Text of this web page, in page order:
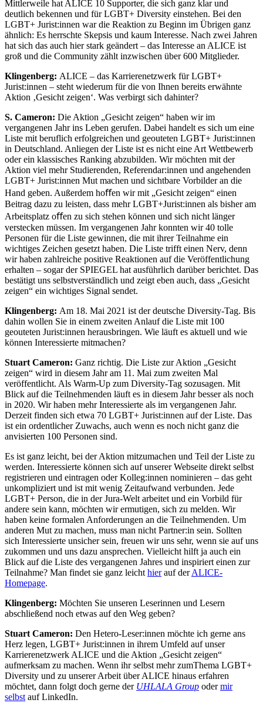
Mittlerweile hat ALICE 10 Supporter, die sich ganz klar und
deutlich bekennen und für LGBT+ Diversity einstehen. Bei den
LGBT+ Jurist:innen war die Reaktion zu Beginn im Übrigen ganz
ähnlich: Es herrschte Skepsis und kaum Interesse. Nach zwei Jahren
hat sich das auch hier stark geändert – das Interesse an ALICE ist
groß und die Community zählt inzwischen über 600 Mitglieder.
Klingenberg: ALICE – das Karrierenetzwerk für LGBT+
Jurist:innen – steht wiederum für die von Ihnen bereits erwähnte
Aktion ‚Gesicht zeigen‘. Was verbirgt sich dahinter?
S. Cameron: Die Aktion „Gesicht zeigen“ haben wir im
vergangenen Jahr ins Leben gerufen. Dabei handelt es sich um eine
Liste mit beruflich erfolgreichen und geouteten LGBT+ Jurist:innen
in Deutschland. Anliegen der Liste ist es nicht eine Art Wettbewerb
oder ein klassisches Ranking abzubilden. Wir möchten mit der
Aktion viel mehr Studierenden, Referendar:innen und angehenden
LGBT+ Jurist:innen Mut machen und sichtbare Vorbilder an die
Hand geben. Außerdem hoﬀen wir mit „Gesicht zeigen“ einen
Beitrag dazu zu leisten, dass mehr LGBT+Jurist:innen als bisher am
Arbeitsplatz oﬀen zu sich stehen können und sich nicht länger
verstecken müssen. Im vergangenen Jahr konnten wir 40 tolle
Personen für die Liste gewinnen, die mit ihrer Teilnahme ein
wichtiges Zeichen gesetzt haben. Die Liste trifft einen Nerv, denn
wir haben zahlreiche positive Reaktionen auf die Veröffentlichung
erhalten – sogar der SPIEGEL hat ausführlich darüber berichtet. Das
bestätigt uns selbstverständlich und zeigt eben auch, dass „Gesicht
zeigen“ ein wichtiges Signal sendet.
Klingenberg: Am 18. Mai 2021 ist der deutsche Diversity-Tag. Bis
dahin wollen Sie in einem zweiten Anlauf die Liste mit 100
geouteten Jurist:innen herausbringen. Wie läuft es aktuell und wie
können Interessierte mitmachen?
Stuart Cameron: Ganz richtig. Die Liste zur Aktion „Gesicht
zeigen“ wird in diesem Jahr am 11. Mai zum zweiten Mal
veröffentlicht. Als Warm-Up zum Diversity-Tag sozusagen. Mit
Blick auf die Teilnehmenden läuft es in diesem Jahr besser als noch
in 2020. Wir haben mehr Interessierte als im vergangenen Jahr.
Derzeit finden sich etwa 70 LGBT+ Jurist:innen auf der Liste. Das
ist ein ordentlicher Zuwachs, auch wenn es noch nicht ganz die
anvisierten 100 Personen sind.
Es ist ganz leicht, bei der Aktion mitzumachen und Teil der Liste zu
werden. Interessierte können sich auf unserer Webseite direkt selbst
registrieren und eintragen oder Kolleg:innen nominieren – das geht
unkompliziert und ist mit wenig Zeitaufwand verbunden. Jede
LGBT+ Person, die in der Jura-Welt arbeitet und ein Vorbild für
andere sein kann, möchten wir ermutigen, sich zu melden. Wir
haben keine formalen Anforderungen an die Teilnehmenden. Um
anderen Mut zu machen, muss man nicht Partner:in sein. Sollten
sich Interessierte unsicher sein, freuen wir uns sehr, wenn sie auf uns
zukommen und uns dazu ansprechen. Vielleicht hilft ja auch ein
Blick auf die Liste des vergangenen Jahres und inspiriert einen zur
Teilnahme? Man findet sie ganz leicht hierauf derALICE-
Homepage.
Klingenberg: Möchten Sie unseren Leserinnen und Lesern
abschließend noch etwas auf den Weg geben?
Stuart Cameron: Den Hetero-Leser:innen möchte ich gerne ans
Herz legen, LGBT+ Jurist:innen in ihrem Umfeld auf unser
Karrierenetzwerk ALICE und die Aktion „Gesicht zeigen“
aufmerksam zu machen. Wenn ihr selbst mehr zumThema LGBT+
Diversity und zu unserer Arbeit über ALICE hinaus erfahren
möchtet, dann folgt doch gerne der UHLALA Group odermir
selbst auf LinkedIn.